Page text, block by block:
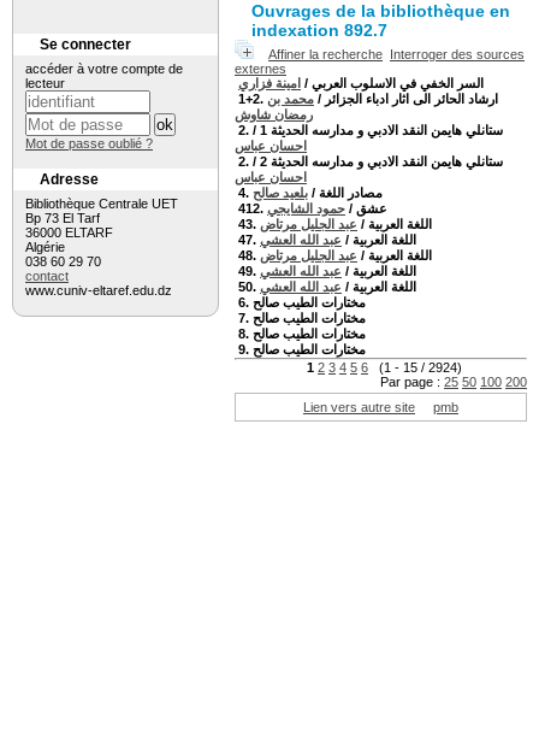
Ouvrages de la bibliothèque en
indexation 892.7
Affiner la recherche Interroger des
sources externes
السر الخفي في الاسلوب العربي / امينة فزاري
1+2. ارشاد الحائر الى اثار ادباء الجزائر / محمد بن
رمضان شاوش
2. ستانلي هايمن النقد الادبي و مدارسه الحديثة 1
/
احسان عباس
2. ستانلي هايمن النقد الادبي و مدارسه الحديثة 2
/
احسان عباس
4. مصادر اللغة / بلعيد صالح
412. عشق / حمود الشايجي
43. اللغة العربية / عبد الجليل مرتاض
47. اللغة العربية / عبد الله العشي
48. اللغة العربية / عبد الجليل مرتاض
49. اللغة العربية / عبد الله العشي
50. اللغة العربية / عبد الله العشي
6. مختارات الطيب صالح
7. مختارات الطيب صالح
8. مختارات الطيب صالح
9. مختارات الطيب صالح
1 2 3 4 5 6
(1 - 15 / 2924)
Par page : 25 50 100 200
Lien vers autre site
pmb
Se connecter
accéder à votre compte de
lecteur
Mot de passe oublié ?
Adresse
Bibliothèque Centrale UET
Bp 73 El Tarf
36000 ELTARF
Algérie
038 60 29 70
contact
www.cuniv-eltaref.edu.dz